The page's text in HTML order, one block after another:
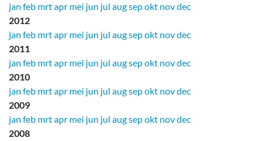
jan feb mrtapr mei jun jul augsepokt novdec
2012
jan feb mrtapr mei jun jul augsepokt novdec
2011
jan feb mrtapr mei jun jul augsepokt novdec
2010
jan feb mrtapr mei jun jul augsepokt novdec
2009
jan feb mrtapr mei jun jul augsepokt novdec
2008